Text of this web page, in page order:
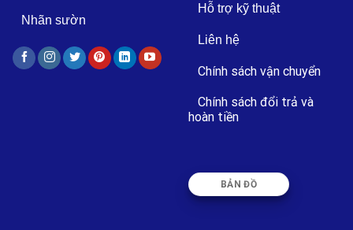
Nhãn sườn
Hỗ trợ kỹ thuật
Liên hệ
Chính sách vận chuyển
Chính sách đổi trả và
hoàn tiền
BẢN ĐỒ